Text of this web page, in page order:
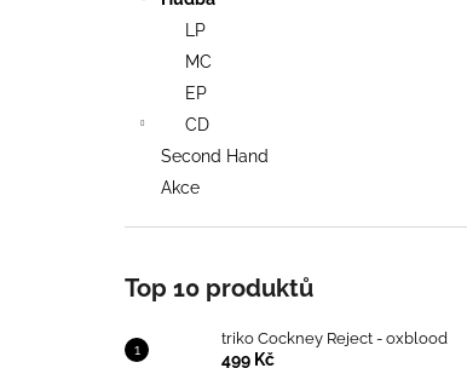
LP
MC
EP
CD
Second Hand
Akce
Top 10 produktů
triko Cockney Reject - oxblood
499 Kč
TRIKO COCKNEY REJECT - OXBLOOD
499 Kč